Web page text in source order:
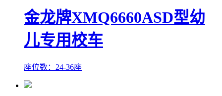
金龙牌XMQ6660ASD型幼
儿专用校车
座位数：24-36座